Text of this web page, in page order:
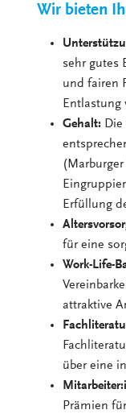
Wir bieten
sehr gutes
und fairen
Entlastung
Gehalt: Die
Erfüllung
für eine
Work-Life-
attraktive
über eine
Prämien